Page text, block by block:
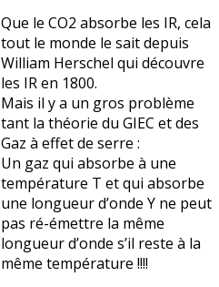
Que le CO2 absorbe les IR, cela
tout le monde le sait depuis
William Herschel qui découvre
les IR en 1800.
Mais il y a un gros problème
tant la théorie du GIEC et des
Gaz à effet de serre :
Un gaz qui absorbe à une
température T et qui absorbe
une longueur d’onde Y ne peut
pas ré-émettre la même
longueur d’onde s’il reste à la
même température !!!!